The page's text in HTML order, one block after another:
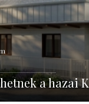
a hazai